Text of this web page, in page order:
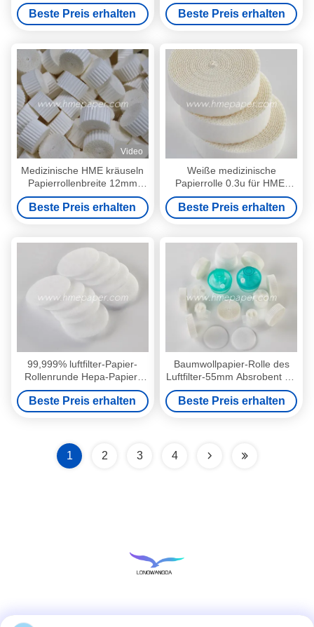
Beste Preis erhalten Beste Preis erhalten
Video
Medizinische HME kräuseln
Papierrollenbreite 12mm
25mm 32mm bis 70mm
Durchmesser
Beste Preis erhalten
Weiße medizinische
Papierrolle 0.3u für HME-
Filter
Beste Preis erhalten
99,999% luftfilter-Papier-
Rollenrunde Hepa-Papier-
HME bakterielle Viren
Beste Preis erhalten
Baumwollpapier-Rolle des
Luftfilter-55mm Absrobent für
medizinisches HME
Beste Preis erhalten
1 2 3 4